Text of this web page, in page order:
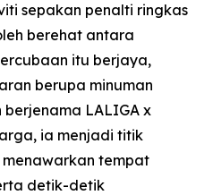
sepakan penalti ringkas
berehat antara
itu berjaya,
berupa minuman
LALIGA x
ia menjadi titik
tempat
detik-detik